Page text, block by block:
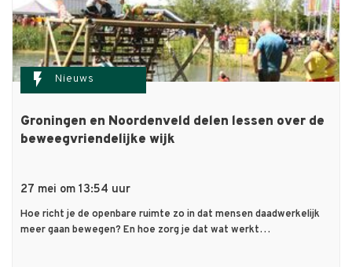
flash_on Nieuws
Groningen en Noordenveld delen lessen over de
beweegvriendelijke wijk
27 mei om 13:54 uur
Hoe richt je de openbare ruimte zo in dat mensen daadwerkelijk
meer gaan bewegen? En hoe zorg je dat wat werkt…